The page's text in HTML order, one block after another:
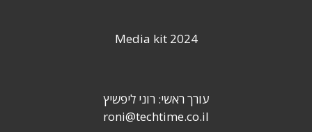
Media kit 2024
עורך ראשי: רוני ליפשיץ
roni@techtime.co.il